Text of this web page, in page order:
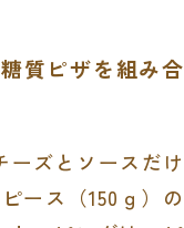
質ピザを組み合
ーズとソースだけ
ピース（150 ｇ）の